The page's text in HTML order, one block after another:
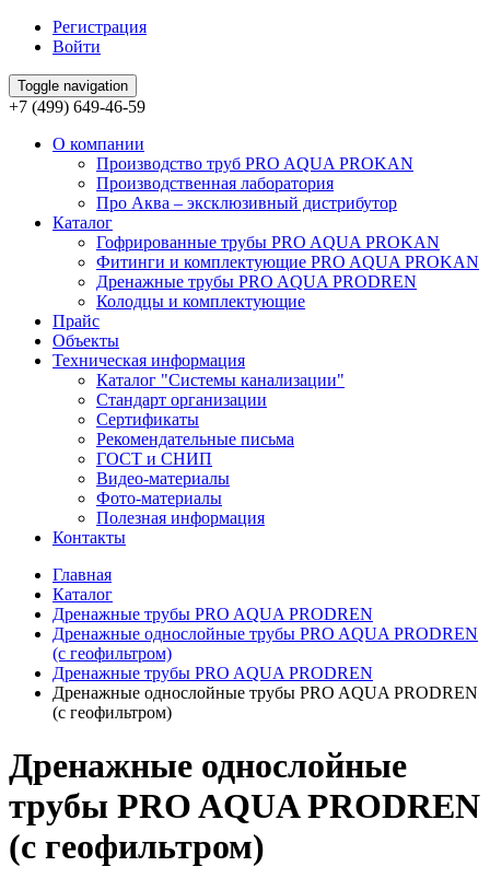
Регистрация
Войти
Toggle navigation
+7 (499) 649-46-59
О компании
Производство труб PRO AQUA PROKAN
Производственная лаборатория
Про Аква – эксклюзивный дистрибутор
Каталог
Гофрированные трубы PRO AQUA PROKAN
Фитинги и комплектующие PRO AQUA PROKAN
Дренажные трубы PRO AQUA PRODREN
Колодцы и комплектующие
Прайс
Объекты
Техническая информация
Каталог "Системы канализации"
Стандарт организации
Сертификаты
Рекомендательные письма
ГОСТ и СНИП
Видео-материалы
Фото-материалы
Полезная информация
Контакты
Главная
Каталог
Дренажные трубы PRO AQUA PRODREN
Дренажные однослойные трубы PRO AQUA PRODREN
(с геофильтром)
Дренажные трубы PRO AQUA PRODREN
Дренажные однослойные трубы PRO AQUA PRODREN
(с геофильтром)
Дренажные однослойные
трубы PRO AQUA PRODREN
(с геофильтром)